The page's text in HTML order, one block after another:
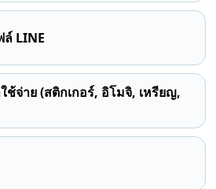
LINE
ช้จ่าย (สติกเกอร์, อิโมจิ, เหรียญ,